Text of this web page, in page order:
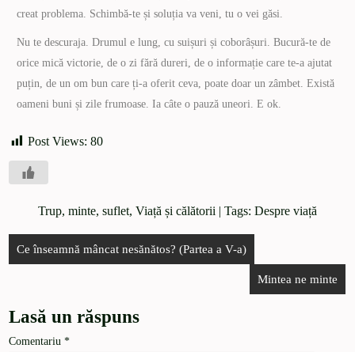
creat problema. Schimbă-te și soluția va veni, tu o vei găsi.
Nu te descuraja. Drumul e lung, cu suișuri și coborâșuri. Bucură-te de
orice mică victorie, de o zi fără dureri, de o informație care te-a ajutat
puțin, de un om bun care ți-a oferit ceva, poate doar un zâmbet. Există
oameni buni și zile frumoase. Ia câte o pauză uneori. E ok.
Post Views: 80
Trup, minte, suflet, Viață și călătorii | Tags: Despre viață
Ce înseamnă mâncat nesănătos? (Partea a V-a)
Mintea ne minte
Lasă un răspuns
Comentariu*